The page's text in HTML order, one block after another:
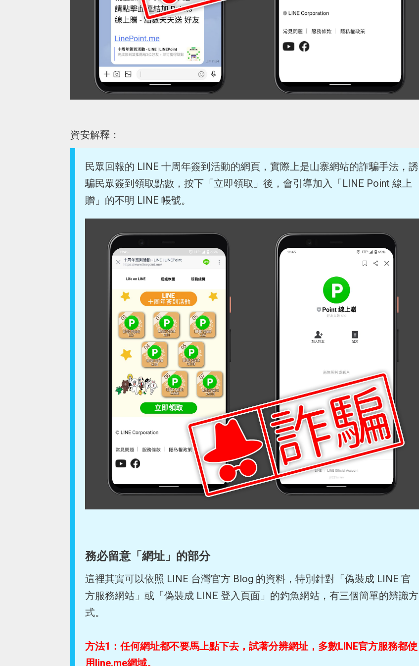
資安解釋：
民眾回報的 LINE 十周年簽到活動的網頁，實際上是山寨網站的詐騙手法，誘
騙民眾簽到領取點數，按下「立即領取」後，會引導加入「LINE Point 線上
贈」的不明 LINE 帳號。
務必留意「網址」的部分
這裡其實可以依照 LINE 台灣官方 Blog 的資料，特別針對「偽裝成 LINE 官
方服務網站」或「偽裝成 LINE 登入頁面」的釣魚網站，有三個簡單的辨識方
式。
方法1：任何網址都不要馬上點下去，試著分辨網址，多數LINE官方服務都使
用line.me網域。